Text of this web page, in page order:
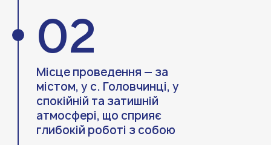
02
Місце проведення — за
містом, у с. Головчинці, у
спокійній та затишній
атмосфері, що сприяє
глибокій роботі з собою